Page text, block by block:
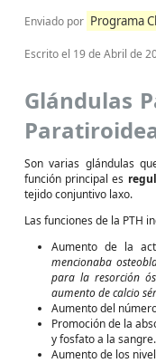
Enviado por Programa
Escrito el 19 de Abril de
Glándulas
Son varias glándulas
función principal es
tejido conjuntivo laxo.
Las funciones de la PTH
Aumento de la
mencionaba
para la resorción
aumento de calcio
Aumento del
Promoción de la
y fosfato a la sangre.
Aumento de los